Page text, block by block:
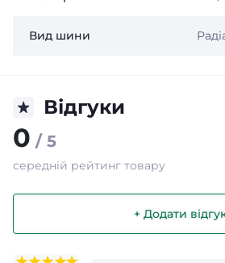
Вид шини
Відгуки
0 / 5
середній рейтинг товару
+ Додати